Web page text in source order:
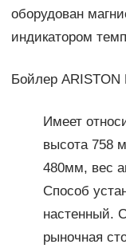
оборудован
индикатором
Бойлер ARISTON
Имеет
высота 758
480мм, вес
Способ
настенный.
рыночная